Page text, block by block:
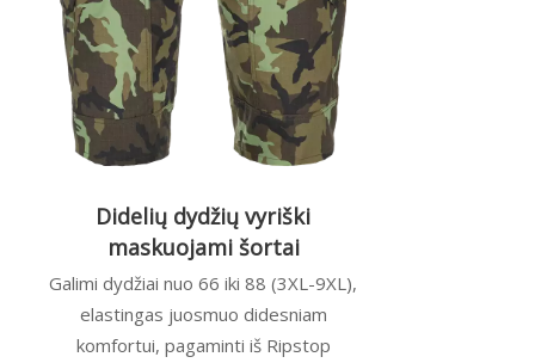
Didelių dydžių vyriški
maskuojami šortai
Galimi dydžiai nuo 66 iki 88 (3XL-9XL),
elastingas juosmuo didesniam
komfortui, pagaminti iš Ripstop